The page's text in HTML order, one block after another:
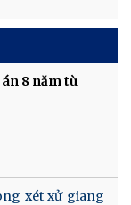
8 năm tù
xét xử giang